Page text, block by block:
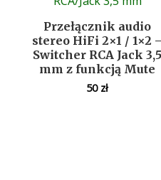
Przełącznik audio
stereo HiFi 2×1 / 1×2
Switcher RCA Jack 3,5
mm z funkcją Mute
50 zł